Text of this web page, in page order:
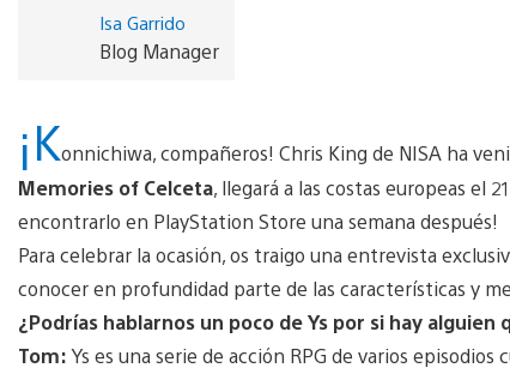
Isa Garrido
Blog Manager
¡Konnichiwa, compañeros! Chris King de NISA ha
Memories of Celceta, llegará a las costas europeas el
encontrarlo en PlayStation Store una semana después!
Para celebrar la ocasión, os traigo una entrevista
conocer en profundidad parte de las características y
¿Podrías hablarnos un poco de Ys por si hay
Tom:Ys es una serie de acción RPG de varios